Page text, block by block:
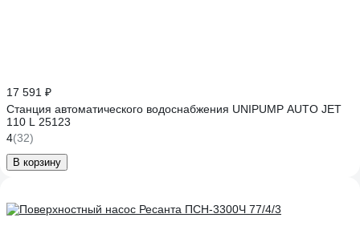
17 591 ₽
Станция автоматического водоснабжения UNIPUMP AUTO JET
110 L 25123
4(32)
В корзину